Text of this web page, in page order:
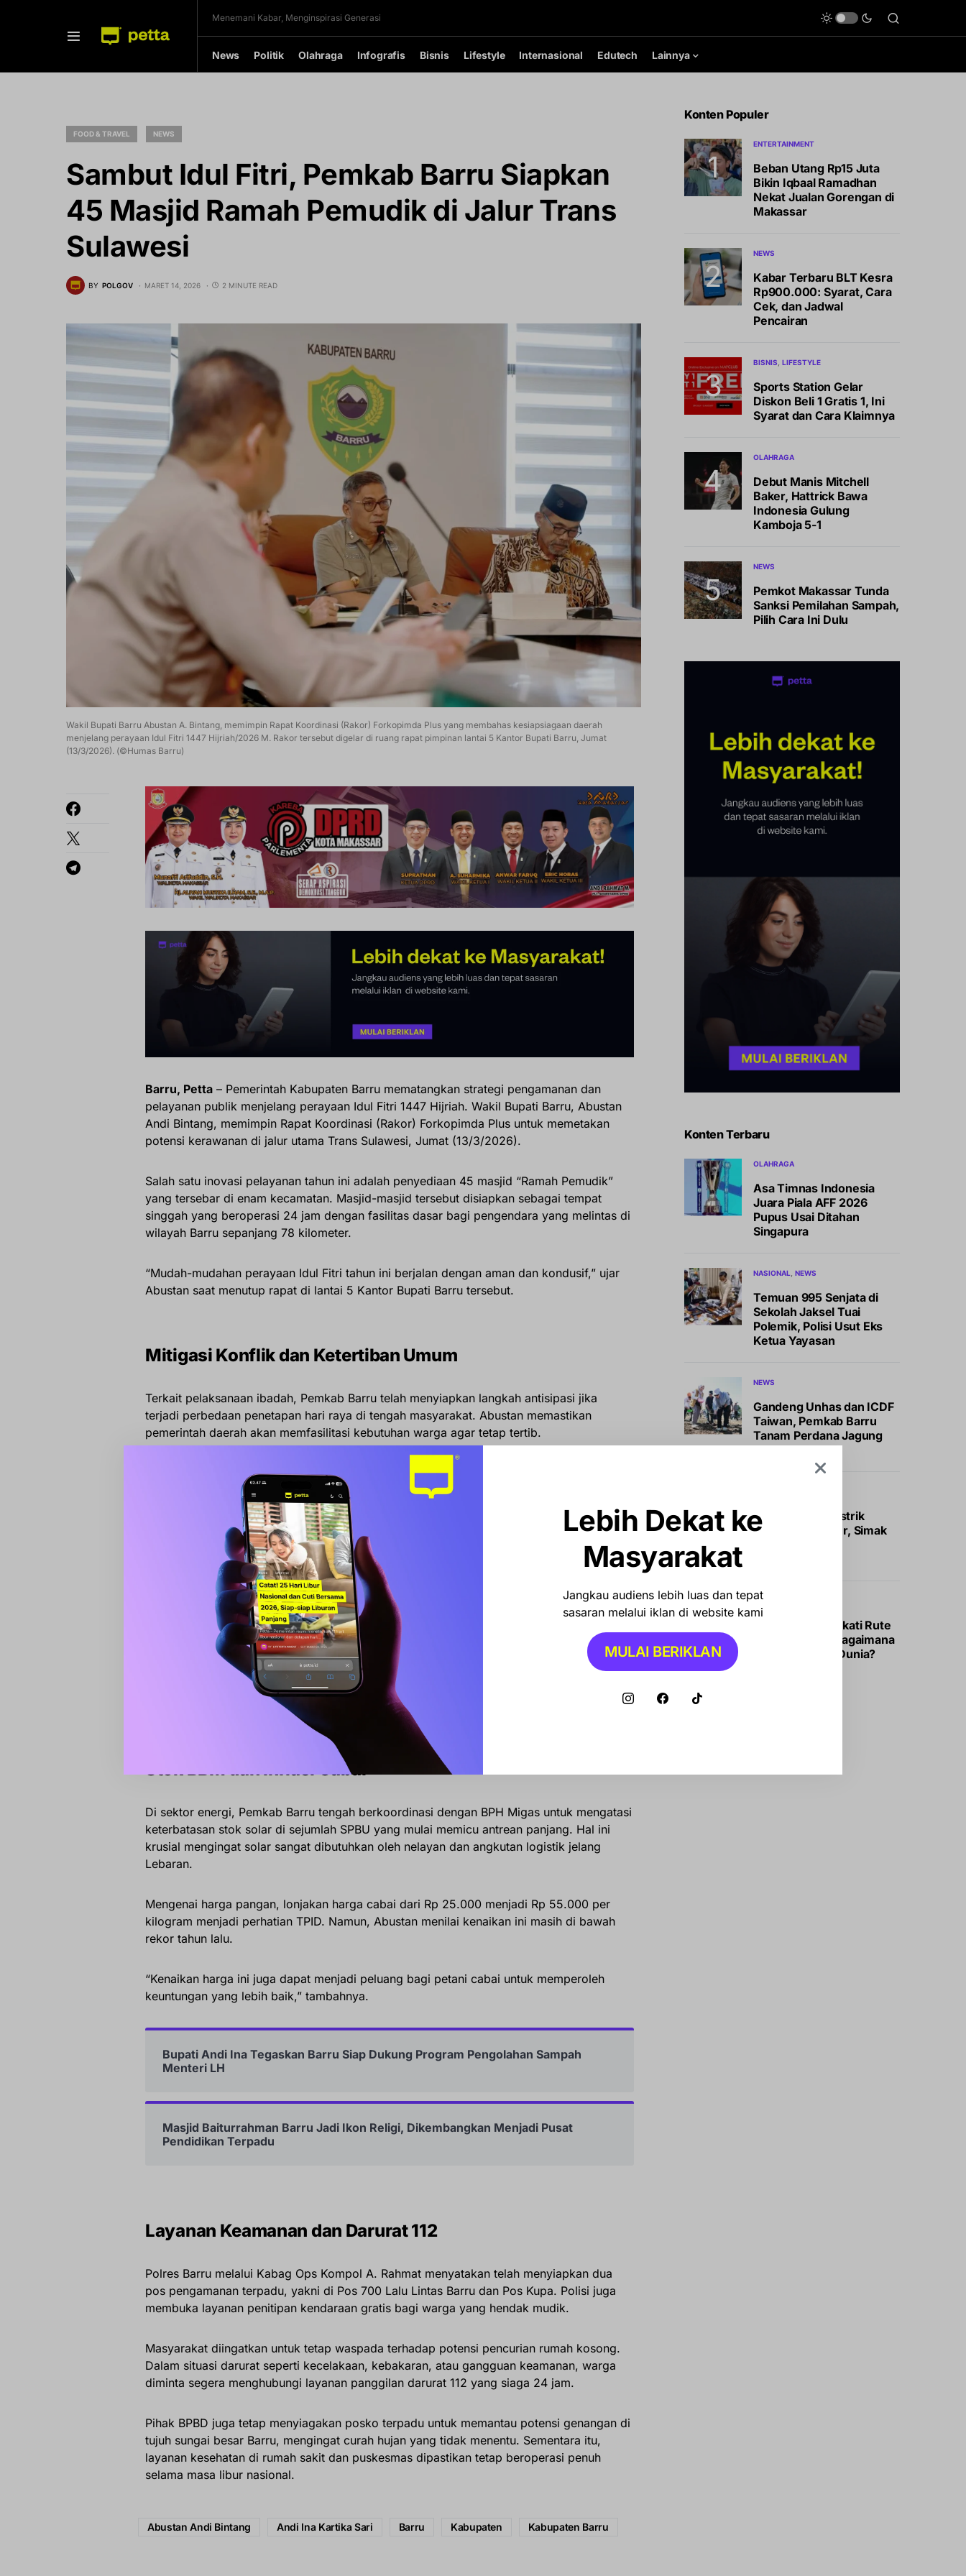
Menemani Kabar, Menginspirasi Generasi
News Politik Olahraga Infografis Bisnis Lifestyle Internasional Edutech Lainnya
FOOD & TRAVEL NEWS
Sambut Idul Fitri, Pemkab Barru Siapkan
45 Masjid Ramah Pemudik di Jalur Trans
Sulawesi
BY POLGOV MARET 14, 2026 2 MINUTE READ
Wakil Bupati Barru Abustan A. Bintang, memimpin Rapat Koordinasi (Rakor) Forkopimda Plus yang membahas kesiapsiagaan daerah
menjelang perayaan Idul Fitri 1447 Hijriah/2026 M. Rakor tersebut digelar di ruang rapat pimpinan lantai 5 Kantor Bupati Barru, Jumat
(13/3/2026). (©Humas Barru)
Barru, Petta – Pemerintah Kabupaten Barru mematangkan strategi pengamanan dan
pelayanan publik menjelang perayaan Idul Fitri 1447 Hijriah. Wakil Bupati Barru, Abustan
Andi Bintang, memimpin Rapat Koordinasi (Rakor) Forkopimda Plus untuk memetakan
potensi kerawanan di jalur utama Trans Sulawesi, Jumat (13/3/2026).
Salah satu inovasi pelayanan tahun ini adalah penyediaan 45 masjid “Ramah Pemudik”
yang tersebar di enam kecamatan. Masjid-masjid tersebut disiapkan sebagai tempat
singgah yang beroperasi 24 jam dengan fasilitas dasar bagi pengendara yang melintas di
wilayah Barru sepanjang 78 kilometer.
“Mudah-mudahan perayaan Idul Fitri tahun ini berjalan dengan aman dan kondusif,” ujar
Abustan saat menutup rapat di lantai 5 Kantor Bupati Barru tersebut.
Mitigasi Konflik dan Ketertiban Umum
Terkait pelaksanaan ibadah, Pemkab Barru telah menyiapkan langkah antisipasi jika
terjadi perbedaan penetapan hari raya di tengah masyarakat. Abustan memastikan
pemerintah daerah akan memfasilitasi kebutuhan warga agar tetap tertib.
“Jika memang ada kelompok masyarakat yang lebih dulu melaksanakan Idul Fitri, kita
sudah menyiapkan alternatif tempat salat Id agar pelaksanaannya tetap berjalan tertib dan
tidak menimbulkan persoalan di masyarakat,” jelas Abustan.
Selain itu, pemerintah daerah secara resmi mengimbau warga untuk tidak menggelar
takbiran keliling atau pawai akbar. Penggunaan petasan juga dilarang keras, terutama di
kawasan permukiman padat guna mencegah risiko kebakaran.
Trending
Lukman B. Kady Bocorkan Kesiapan Musda Golkar Sulsel Jelang
Kedatangan Ketum Bahlil
Stok BBM dan Inflasi Cabai
Di sektor energi, Pemkab Barru tengah berkoordinasi dengan BPH Migas untuk mengatasi
keterbatasan stok solar di sejumlah SPBU yang mulai memicu antrean panjang. Hal ini
krusial mengingat solar sangat dibutuhkan oleh nelayan dan angkutan logistik jelang
Lebaran.
Mengenai harga pangan, lonjakan harga cabai dari Rp 25.000 menjadi Rp 55.000 per
kilogram menjadi perhatian TPID. Namun, Abustan menilai kenaikan ini masih di bawah
rekor tahun lalu.
“Kenaikan harga ini juga dapat menjadi peluang bagi petani cabai untuk memperoleh
keuntungan yang lebih baik,” tambahnya.
Bupati Andi Ina Tegaskan Barru Siap Dukung Program Pengolahan Sampah
Menteri LH
Masjid Baiturrahman Barru Jadi Ikon Religi, Dikembangkan Menjadi Pusat
Pendidikan Terpadu
Layanan Keamanan dan Darurat 112
Polres Barru melalui Kabag Ops Kompol A. Rahmat menyatakan telah menyiapkan dua
pos pengamanan terpadu, yakni di Pos 700 Lalu Lintas Barru dan Pos Kupa. Polisi juga
membuka layanan penitipan kendaraan gratis bagi warga yang hendak mudik.
Masyarakat diingatkan untuk tetap waspada terhadap potensi pencurian rumah kosong.
Dalam situasi darurat seperti kecelakaan, kebakaran, atau gangguan keamanan, warga
diminta segera menghubungi layanan panggilan darurat 112 yang siaga 24 jam.
Pihak BPBD juga tetap menyiagakan posko terpadu untuk memantau potensi genangan di
tujuh sungai besar Barru, mengingat curah hujan yang tidak menentu. Sementara itu,
layanan kesehatan di rumah sakit dan puskesmas dipastikan tetap beroperasi penuh
selama masa libur nasional.
Abustan Andi Bintang Andi Ina Kartika Sari Barru Kabupaten Kabupaten Barru
Konten Populer
ENTERTAINMENT
Beban Utang Rp15 Juta
Bikin Iqbaal Ramadhan
Nekat Jualan Gorengan di
Makassar
NEWS
Kabar Terbaru BLT Kesra
Rp900.000: Syarat, Cara
Cek, dan Jadwal
Pencairan
BISNIS LIFESTYLE
Sports Station Gelar
Diskon Beli 1 Gratis 1, Ini
Syarat dan Cara Klaimnya
OLAHRAGA
Debut Manis Mitchell
Baker, Hattrick Bawa
Indonesia Gulung
Kamboja 5-1
NEWS
Pemkot Makassar Tunda
Sanksi Pemilahan Sampah,
Pilih Cara Ini Dulu
Konten Terbaru
OLAHRAGA
Asa Timnas Indonesia
Juara Piala AFF 2026
Pupus Usai Ditahan
Singapura
NASIONAL NEWS
Temuan 995 Senjata di
Sekolah Jaksel Tuai
Polemik, Polisi Usut Eks
Ketua Yayasan
NEWS
Gandeng Unhas dan ICDF
Taiwan, Pemkab Barru
Tanam Perdana Jagung
JJUH
Insentif Mobil Listrik
Segera Meluncur, Simak
INTERNASIONAL
Iran-Oman Sepakati Rute
Selat Hormuz, Bagaimana
Dampaknya ke Dunia?
Lebih Dekat ke
Masyarakat
Jangkau audiens lebih luas dan tepat
sasaran melalui iklan di website kami
MULAI BERIKLAN